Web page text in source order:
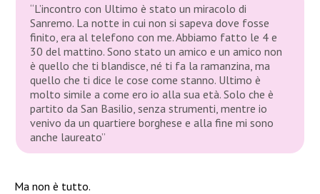
“L’incontro con Ultimo è stato un miracolo di
Sanremo. La notte in cui non si sapeva dove fosse
finito, era al telefono con me. Abbiamo fatto le 4 e
30 del mattino. Sono stato un amico e un amico non
è quello che ti blandisce, né ti fa la ramanzina, ma
quello che ti dice le cose come stanno. Ultimo è
molto simile a come ero io alla sua età. Solo che è
partito da San Basilio, senza strumenti, mentre io
venivo da un quartiere borghese e alla fine mi sono
anche laureato”
Ma non è tutto.